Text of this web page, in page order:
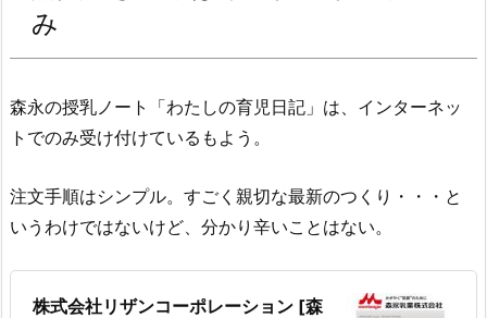
み
森永の授乳ノート「わたしの育児日記」は、インターネッ
トでのみ受け付けているもよう。
注文手順はシンプル。すごく親切な最新のつくり・・・と
いうわけではないけど、分かり辛いことはない。
株式会社リザンコーポレーション [森